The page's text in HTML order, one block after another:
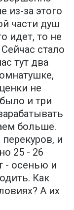
из-за этого
части душ
идет, то не
стало
тут два
не
было и три
больше.
и
25 - 26
- осенью и
Как
А их